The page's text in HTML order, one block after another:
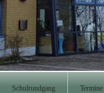
Schulrundgang Termine